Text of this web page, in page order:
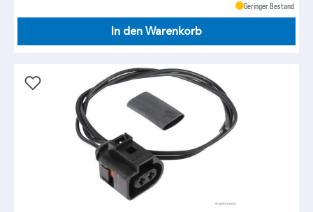
Geringer Bestand
In den Warenkorb